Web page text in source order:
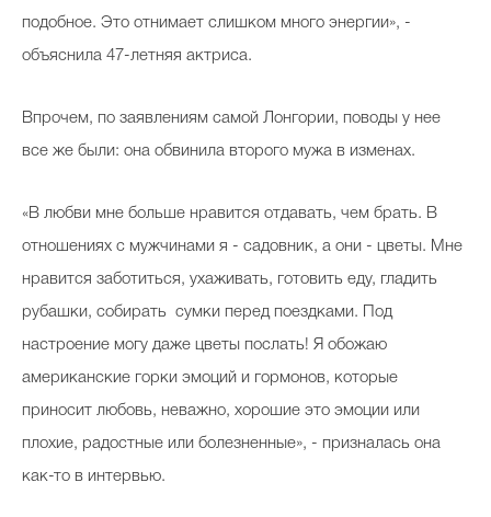
подобное. Это отнимает слишком много энергии», -
объяснила 47-летняя актриса.
Впрочем, по заявлениям самой Лонгории, поводы у нее
все же были: она обвинила второго мужа в изменах.
«В любви мне больше нравится отдавать, чем брать. В
отношениях с мужчинами я - садовник, а они - цветы. Мне
нравится заботиться, ухаживать, готовить еду, гладить
рубашки, собирать сумки перед поездками. Под
настроение могу даже цветы послать! Я обожаю
американские горки эмоций и гормонов, которые
приносит любовь, неважно, хорошие это эмоции или
плохие, радостные или болезненные», - призналась она
как-то в интервью.